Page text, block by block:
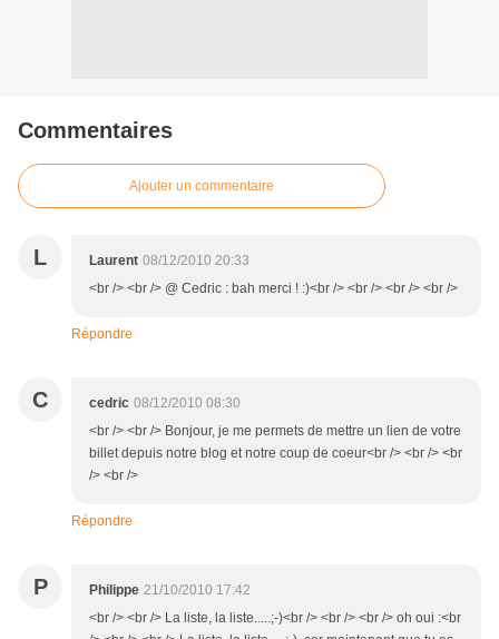
Commentaires
Ajouter un commentaire
L Laurent 08/12/2010 20:33
<br /> <br /> @ Cedric : bah merci ! :)<br /> <br /> <br /> <br />
Répondre
C cedric 08/12/2010 08:30
<br /> <br /> Bonjour, je me permets de mettre un lien de votre
billet depuis notre blog et notre coup de coeur<br /> <br /> <br
/> <br />
Répondre
P Philippe 21/10/2010 17:42
<br /> <br /> La liste, la liste.....;-)<br /> <br /> <br /> oh oui :<br